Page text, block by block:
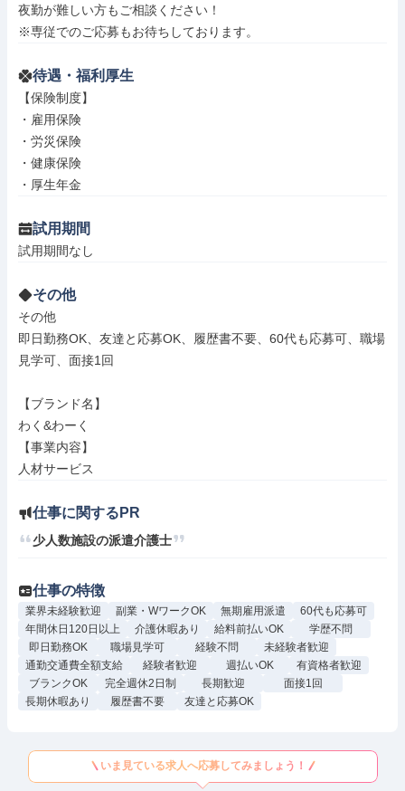
夜勤が難しい方もご相談ください！
※専従でのご応募もお待ちしております。
待遇・福利厚生
【保険制度】
・雇用保険
・労災保険
・健康保険
・厚生年金
試用期間
試用期間なし
その他
その他
即日勤務OK、友達と応募OK、履歴書不要、60代も応募可、職場
見学可、面接1回
【ブランド名】
わく&わーく
【事業内容】
人材サービス
仕事に関するPR
少人数施設の派遣介護士
仕事の特徴
業界未経験歓迎 副業・WワークOK 無期雇用派遣
60代も応募可
年間休日120日以上
介護休暇あり 給料前払いOK
学歴不問
即日勤務OK
職場見学可 経験不問
未経験者歓迎
通勤交通費全額支給
経験者歓迎 週払いOK
有資格者歓迎
ブランクOK
完全週休2日制 長期歓迎
面接1回
長期休暇あり
履歴書不要 友達と応募OK
いま見ている求人へ応募してみましょう！